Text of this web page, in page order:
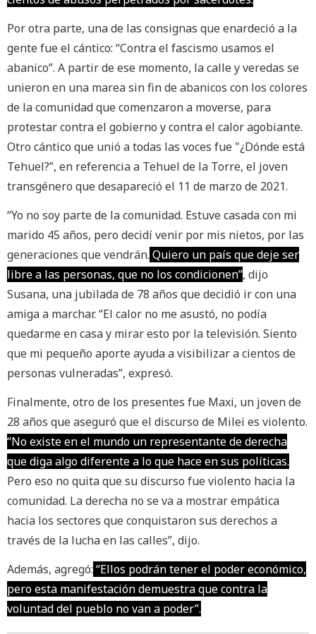
Por otra parte, una de las consignas que enardeció a la
gente fue el cántico: “Contra el fascismo usamos el
abanico”. A partir de ese momento, la calle y veredas se
unieron en una marea sin fin de abanicos con los colores
de la comunidad que comenzaron a moverse, para
protestar contra el gobierno y contra el calor agobiante.
Otro cántico que unió a todas las voces fue "¿Dónde está
Tehuel?”, en referencia a Tehuel de la Torre, el joven
transgénero que desapareció el 11 de marzo de 2021.
“Yo no soy parte de la comunidad. Estuve casada con mi
marido 45 años, pero decidí venir por mis nietos, por las
generaciones que vendrán. Quiero un país que deje ser
libre a las personas, que no los condicionen”, dijo
Susana, una jubilada de 78 años que decidió ir con una
amiga a marchar. “El calor no me asustó, no podía
quedarme en casa y mirar esto por la televisión. Siento
que mi pequeño aporte ayuda a visibilizar a cientos de
personas vulneradas”, expresó.
Finalmente, otro de los presentes fue Maxi, un joven de
28 años que aseguró que el discurso de Milei es violento.
“No existe en el mundo un representante de derecha
que diga algo diferente a lo que hace en sus políticas.
Pero eso no quita que su discurso fue violento hacia la
comunidad. La derecha no se va a mostrar empática
hacia los sectores que conquistaron sus derechos a
través de la lucha en las calles”, dijo.
Además, agregó: “Ellos podrán tener el poder económico,
pero esta manifestación demuestra que contra la
voluntad del pueblo no van a poder”.